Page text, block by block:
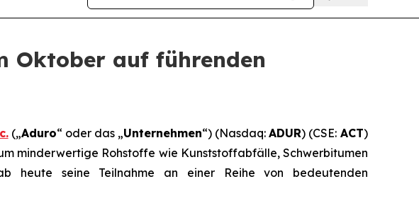
Oktober auf führenden
(„Aduro“ oder das „Unternehmen“) (Nasdaq: ADUR) (CSE: ACT)
minderwertige Rohstoffe wie Kunststoffabfälle, Schwerbitumen
heute seine Teilnahme an einer Reihe von bedeutenden